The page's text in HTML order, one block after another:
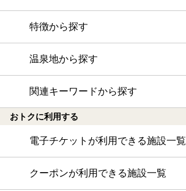
特徴から探す
温泉地から探す
関連キーワードから探す
おトクに利用する
電子チケットが利用できる施設一覧
クーポンが利用できる施設一覧